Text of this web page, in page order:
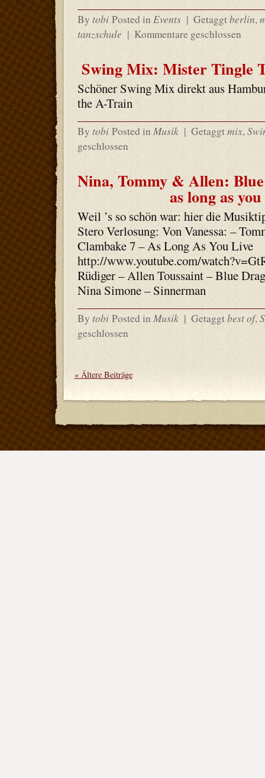
By tobi Posted in Events | Getaggtberlin,
tanzschule | Kommentare geschlossen
Swing Mix: Mister Tingle
Schöner Swing Mix direkt aus
the A-Train
By tobi Posted in Musik | Getaggtmix,
geschlossen
Nina, Tommy & Allen:
as long as
Weil ’s so schön war: hier die
Stero Verlosung: Von Vanessa: –
Clambake 7 – As Long As You Live
http://www.youtube.com/
Rüdiger – Allen Toussaint – Blue
Nina Simone – Sinnerman
By tobi Posted in Musik | Getaggtbest of,
geschlossen
«Ältere Beiträge